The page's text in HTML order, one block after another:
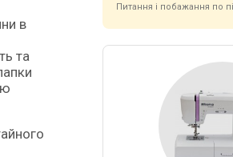
в
та
Питання і побажання по